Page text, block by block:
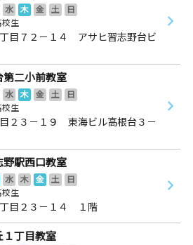
水 木 金 土
日
生
目７２－１４ アサヒ習志野台ビ
第二小前教室
水 木 金 土
日
校生
２３－１９ 東海ビル高根台３－
野駅西口教室
水 木 金 土
日
校生
目２３－１４ １階
１丁目教室